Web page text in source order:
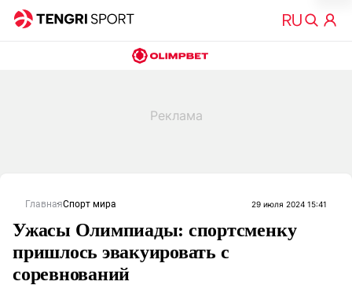
ГлавнаяСпорт мира 29 июля 2024 15:41
Ужасы Олимпиады: спортсменку
пришлось эвакуировать с
соревнований